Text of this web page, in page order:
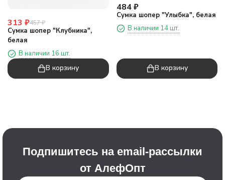
313 ₽457₽
Сумка шопер "Клубника",
белая
В наличии 16 шт.
В корзину
484 ₽
Сумка шопер "Улыбка", белая
В наличии 14 шт.
В корзину
Подпишитесь на email-рассылки
от АлефОпт